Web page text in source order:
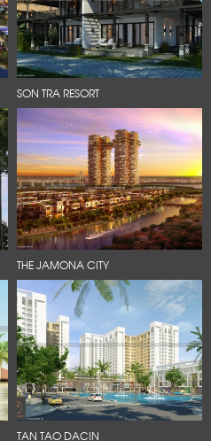
SON TRA RESORT
THE JAMONA CITY
TAN TAO DACIN